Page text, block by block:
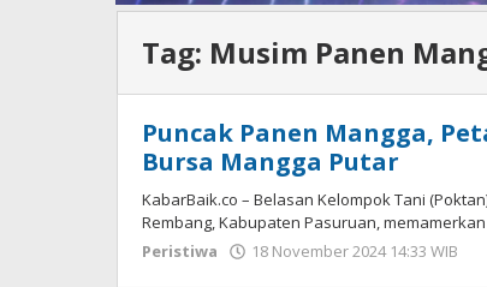
Tag: Musim Panen
Puncak Panen Mangga,
Bursa Mangga Putar
KabarBaik.co – Belasan Kelompok Tani
Rembang, Kabupaten Pasuruan,
Peristiwa
18 November 2024 14:33 WIB